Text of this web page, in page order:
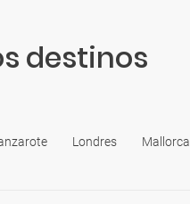
destinos
Londres Mallorca